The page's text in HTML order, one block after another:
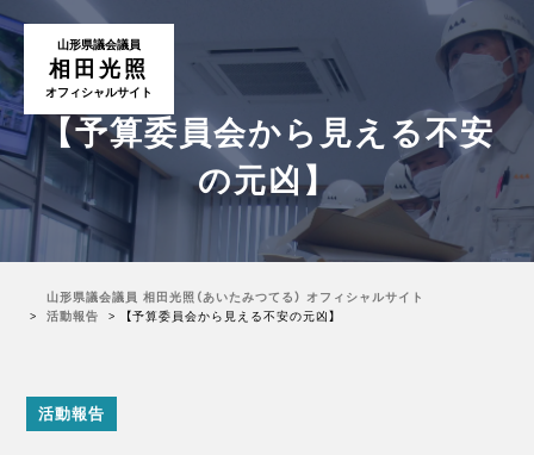
山形県議会議員
相田光照
オフィシャルサイト
【予算委員会から見える不安
の元凶】
山形県議会議員 相田光照（あいたみつてる） オフィシャルサイト
活動報告
【予算委員会から見える不安の元凶】
活動報告